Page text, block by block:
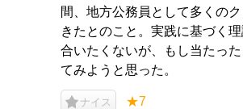
間、地方公務員として多くの
きたとのこと。実践に基づく
合いたくないが、もし当たっ
てみようと思った。
ナイス ★7